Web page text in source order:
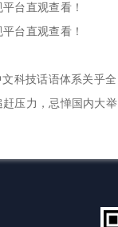
台直观查看！
台直观查看！
科技话语体系关乎全
压力，忌惮国内大举